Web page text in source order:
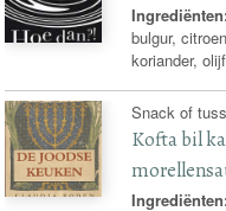
bulgur,
koriander,
Snack of
Kofta bil